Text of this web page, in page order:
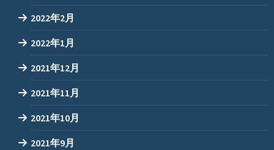
2022年2月
2022年1月
2021年12月
2021年11月
2021年10月
2021年9月